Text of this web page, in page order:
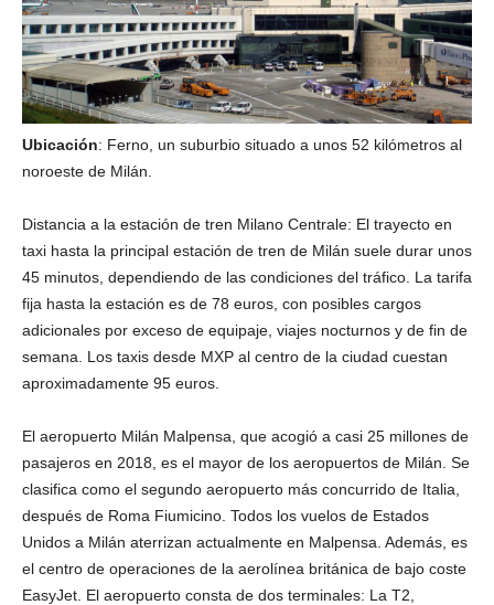
Ubicación: Ferno, un suburbio situado a unos 52 kilómetros al
noroeste de Milán.
Distancia a la estación de tren Milano Centrale: El trayecto en
taxi hasta la principal estación de tren de Milán suele durar unos
45 minutos, dependiendo de las condiciones del tráfico. La tarifa
fija hasta la estación es de 78 euros, con posibles cargos
adicionales por exceso de equipaje, viajes nocturnos y de fin de
semana. Los taxis desde MXP al centro de la ciudad cuestan
aproximadamente 95 euros.
El aeropuerto Milán Malpensa, que acogió a casi 25 millones de
pasajeros en 2018, es el mayor de los aeropuertos de Milán. Se
clasifica como el segundo aeropuerto más concurrido de Italia,
después de Roma Fiumicino. Todos los vuelos de Estados
Unidos a Milán aterrizan actualmente en Malpensa. Además, es
el centro de operaciones de la aerolínea británica de bajo coste
EasyJet. El aeropuerto consta de dos terminales: La T2,